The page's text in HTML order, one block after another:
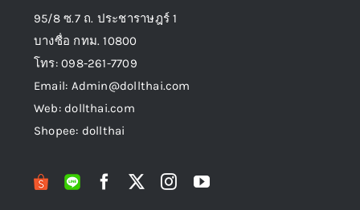
95/8 ซ.7 ถ. ประชาราษฎร์ 1
บางซื่อ กทม. 10800
โทร: 098-261-7709
Email: Admin@dollthai.com
Web: dollthai.com
Shopee: dollthai